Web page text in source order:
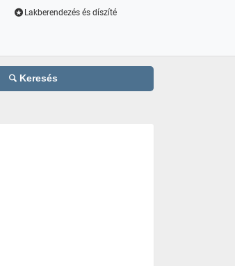
Lakberendezés és díszíté
Keresés